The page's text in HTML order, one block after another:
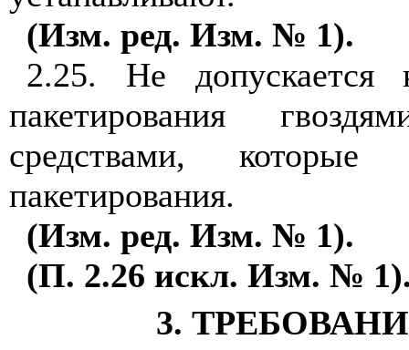
(Изм. ред. Изм. № 1).
2.25. Не допускается
пакетирования
средствами, которые
пакетирования.
(Изм. ред. Изм. № 1).
(П. 2.26 искл. Изм. №
3.